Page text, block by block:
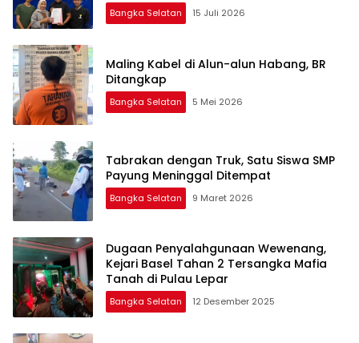
Bangka Selatan 15 Juli 2026
Maling Kabel di Alun-alun Habang, BR
Ditangkap
Bangka Selatan 5 Mei 2026
Tabrakan dengan Truk, Satu Siswa SMP
Payung Meninggal Ditempat
Bangka Selatan 9 Maret 2026
Dugaan Penyalahgunaan Wewenang,
Kejari Basel Tahan 2 Tersangka Mafia
Tanah di Pulau Lepar
Bangka Selatan 12 Desember 2025